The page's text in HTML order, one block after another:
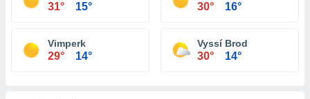
31° 15° 30° 16°
Vimperk
29° 14°
Vyssí Brod
30° 14°